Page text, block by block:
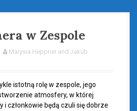
w Zespole
Marysia Heppner and Jakub
istotną rolę w zespole, jego
atmosfery, w której
i członkowie będą czuli się dobrze